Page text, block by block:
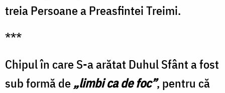
treia Persoane a Preasfintei Treimi.
***
Chipul în care S-a arătat Duhul Sfânt a fost
sub formă de„limbi ca de foc”, pentru că